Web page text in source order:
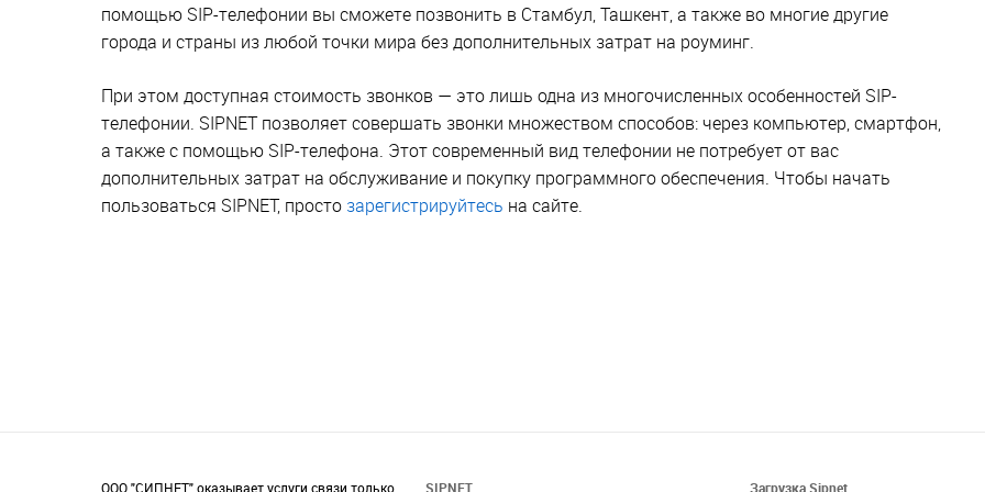
помощью SIP-телефонии вы сможете позвонить в Стамбул, Ташкент, а также во многие другие
города и страны из любой точки мира без дополнительных затрат на роуминг.
При этом доступная стоимость звонков — это лишь одна из многочисленных особенностей SIP-
телефонии. SIPNET позволяет совершать звонки множеством способов: через компьютер, смартфон,
а также с помощью SIP-телефона. Этот современный вид телефонии не потребует от вас
дополнительных затрат на обслуживание и покупку программного обеспечения. Чтобы начать
пользоваться SIPNET, просто зарегистрируйтесь на сайте.
ООО "СИПНЕТ" оказывает услуги связи только SIPNET Загрузка Sipnet